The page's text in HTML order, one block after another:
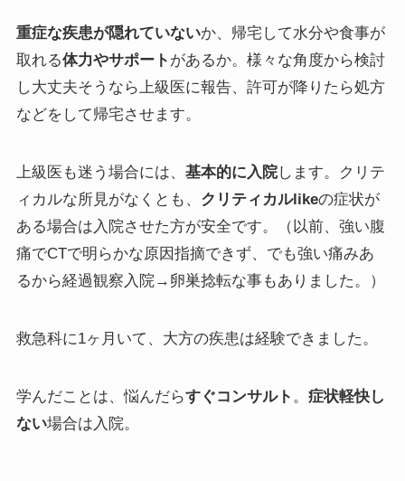
重症な疾患が隠れていないか、帰宅して水分や食事が
取れる体力やサポート があるか。様々な角度から検討
し大丈夫そうなら上級医に報告、許可が降りたら処方
などをして帰宅させます。
上級医も迷う場合には、 基本的に入院します。クリテ
ィカルな所見がなくとも、 クリティカルlikeの症状が
ある場合は入院させた方が安全です。（以前、強い腹
痛でCTで明らかな原因指摘できず、でも強い痛みあ
るから経過観察入院→卵巣捻転な事もありました。）
救急科に1ヶ月いて、大方の疾患は経験できました。
学んだことは、悩んだらすぐコンサルト 。 症状軽快し
ない場合は入院。